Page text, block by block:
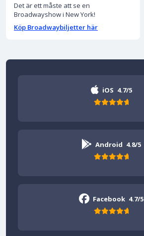
Det är ett måste att se en
Broadwayshow i New York!
Köp Broadwaybiljetter här
iOS 4.7/5
Android 4.8/5
Facebook 4.7/5